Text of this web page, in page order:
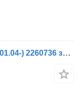
Хидроусилвател Scania P-series (01.04-) 2260736 за влекач Scania P,G,R,T-series (2004-2017)